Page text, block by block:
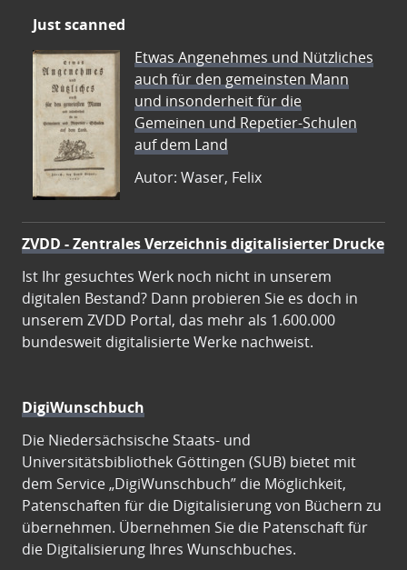
Just scanned
Etwas Angenehmes und Nützliches
auch für den gemeinsten Mann
und insonderheit für die
Gemeinen und Repetier-Schulen
auf dem Land
Autor: Waser, Felix
ZVDD - Zentrales Verzeichnis digitalisierter Drucke
Ist Ihr gesuchtes Werk noch nicht in unserem
digitalen Bestand? Dann probieren Sie es doch in
unserem ZVDD Portal, das mehr als 1.600.000
bundesweit digitalisierte Werke nachweist.
DigiWunschbuch
Die Niedersächsische Staats- und
Universitätsbibliothek Göttingen (SUB) bietet mit
dem Service „DigiWunschbuch” die Möglichkeit,
Patenschaften für die Digitalisierung von Büchern zu
übernehmen. Übernehmen Sie die Patenschaft für
die Digitalisierung Ihres Wunschbuches.